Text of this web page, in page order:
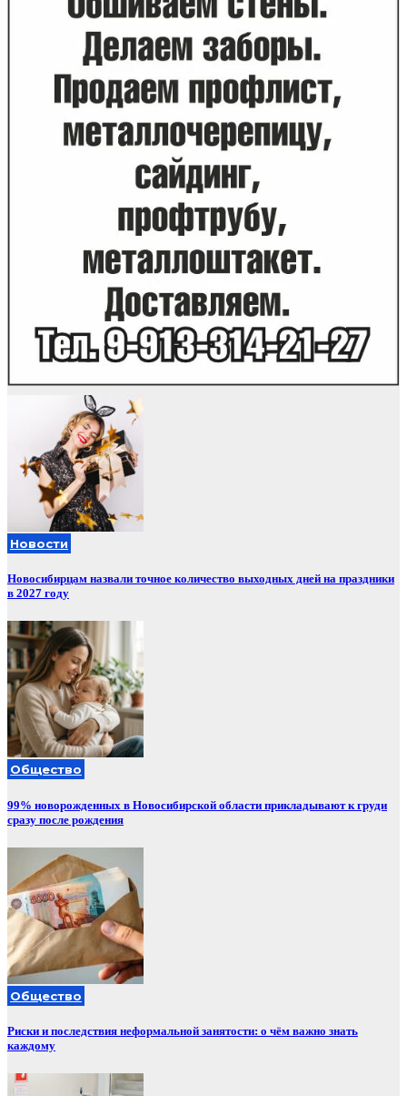
Новости
Новосибирцам назвали точное количество выходных дней на праздники
в 2027 году
Общество
99% новорожденных в Новосибирской области прикладывают к груди
сразу после рождения
Общество
Риски и последствия неформальной занятости: о чём важно знать
каждому